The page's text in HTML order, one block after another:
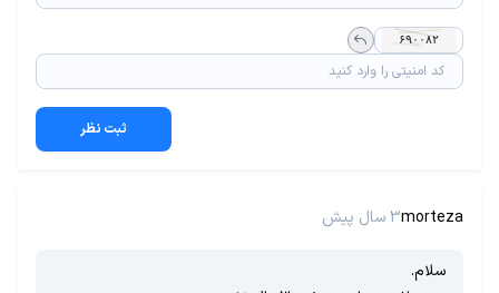
ثبت نظر
morteza3 سال پیش
سلام.